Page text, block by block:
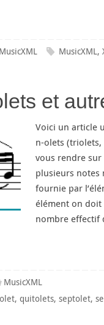
MusicXML MusicXML,
et
Voici un article
n-olets
vous rendre sur
plusieurs notes
fournie par
élément on
nombre effectif
MusicXML
,quitolets,septolet,